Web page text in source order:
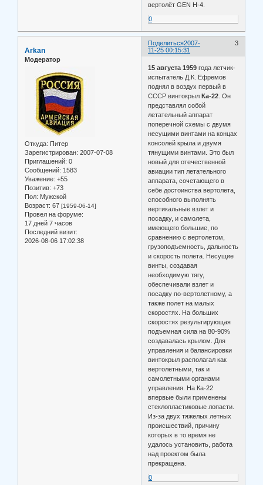
вертолёт GEN H-4.
0
Поделиться 3
2007-
11-25 00:15:31
Arkan
Модератор
Откуда: Питер
Зарегистрирован: 2007-07-08
Приглашений: 0
Сообщений: 1583
Уважение: +55
Позитив: +73
Пол: Мужской
Возраст: 67 [1959-06-14]
Провел на форуме:
17 дней 7 часов
Последний визит:
2026-08-06 17:02:38
15 августа 1959года летчик-
испытатель Д.К. Ефремов
поднял в воздух первый в
СССР винтокрылКа-22 . Он
представлял собой
летательный аппарат
поперечной схемы с двумя
несущими винтами на концах
консолей крыла и двумя
тянущими винтами. Это был
новый для отечественной
авиации тип летательного
аппарата, сочетающего в
себе достоинства вертолета,
способного выполнять
вертикальные взлет и
посадку, и самолета,
имеющего большие, по
сравнению с вертолетом,
грузоподъемность, дальность
и скорость полета. Несущие
винты, создавая
необходимую тягу,
обеспечивали взлет и
посадку по-вертолетному, а
также полет на малых
скоростях. На больших
скоростях результирующая
подъемная сила на 80-90%
создавалась крылом. Для
управления и балансировки
винтокрыл располагал как
вертолетными, так и
самолетными органами
управления. На Ка-22
впервые были применены
стеклопластиковые лопасти.
Из-за двух тяжелых летных
происшествий, причину
которых в то время не
удалось установить, работа
над проектом была
прекращена.
0